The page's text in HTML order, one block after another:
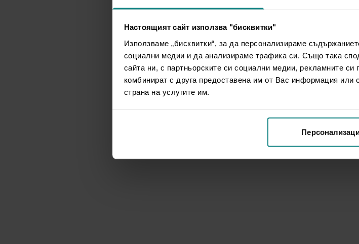
Настоящият сайт използва "бисквитки"
Използваме „бисквитки“, за да персонализираме
социални медии и да анализираме трафика си. Също така
сайта ни, с партньорските си социални медии, рекламните
комбинират с друга предоставена им от Вас информация или
страна на услугите им.